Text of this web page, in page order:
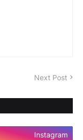
Next Post
Instagram